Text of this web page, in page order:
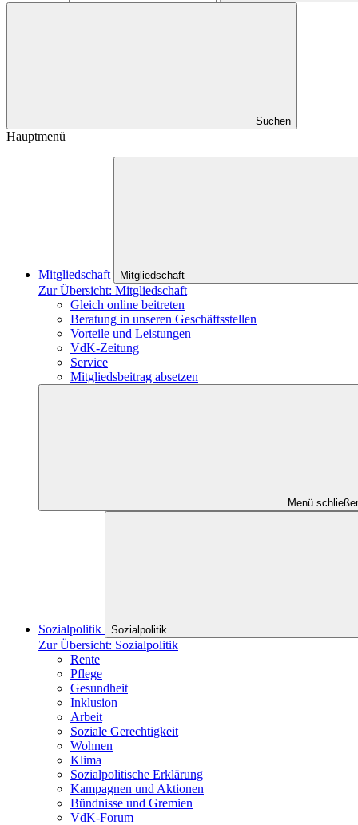
Suchen
Hauptmenü
Mitgliedschaft Mitgliedschaft
Zur Übersicht: Mitgliedschaft
Gleich online beitreten
Beratung in unseren Geschäftsstellen
Vorteile und Leistungen
VdK-Zeitung
Service
Mitgliedsbeitrag absetzen
Menü
Sozialpolitik Sozialpolitik
Zur Übersicht: Sozialpolitik
Rente
Pflege
Gesundheit
Inklusion
Arbeit
Soziale Gerechtigkeit
Wohnen
Klima
Sozialpolitische Erklärung
Kampagnen und Aktionen
Bündnisse und Gremien
VdK-Forum